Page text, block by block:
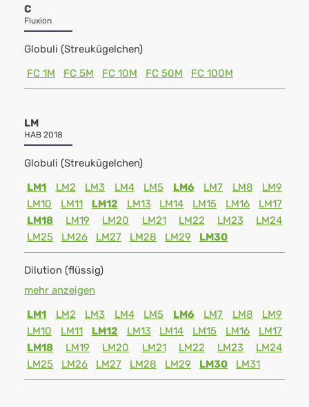
C
Fluxion
Globuli (Streukügelchen)
FC 1M
FC 5M FC 10M FC 50M FC 100M
LM
HAB 2018
Globuli (Streukügelchen)
LM1
LM2 LM3 LM4 LM5 LM6 LM7 LM8
LM9
LM10
LM11 LM12 LM13 LM14 LM15 LM16
LM17
LM18
LM19 LM20 LM21 LM22 LM23
LM24
LM25
LM26 LM27 LM28 LM29 LM30
Dilution (flüssig)
mehr anzeigen
LM1
LM2 LM3 LM4 LM5 LM6 LM7 LM8
LM9
LM10
LM11 LM12 LM13 LM14 LM15 LM16
LM17
LM18
LM19 LM20 LM21 LM22 LM23
LM24
LM25
LM26 LM27 LM28 LM29 LM30 LM31